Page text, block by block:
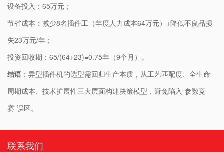
设备投入：65万元；
节省成本：减少8名插件工（年度人力成本64万元）+降低不良品损
失23万元/年；
投资回收期：65/(64+23)=0.75年（9个月）。
​结语​ ​：异型插件机的选型需回归生产本质，从工艺匹配度、全生命
周期成本、技术扩展性三大层面构建决策模型，避免陷入“参数竞
赛”误区。
联系我们